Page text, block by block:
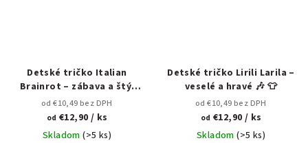
Detské tričko Italian
Brainrot – zábava a štýl
pre deti 🎉🇮🇹
od €10,49 bez DPH
od €12,90 / ks
Skladom(>5 ks)
Detské tričko Lirili Larila –
veselé a hravé 🎶 👕
od €10,49 bez DPH
od €12,90 / ks
Skladom(>5 ks)